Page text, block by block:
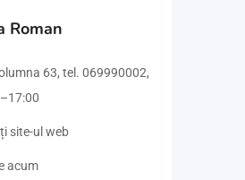
Roman
63, tel. 069990002,
site-ul web
acum